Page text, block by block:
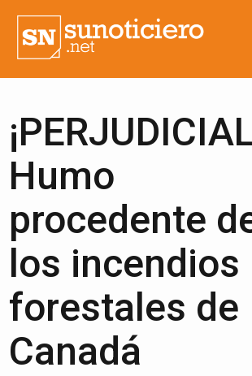
Humo
procedente
los incendios
forestales de
Canadá